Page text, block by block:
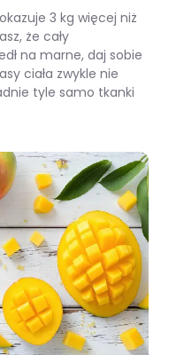
3 kg więcej niż
że cały
na marne, daj sobie
ciała zwykle nie
tyle samo tkanki